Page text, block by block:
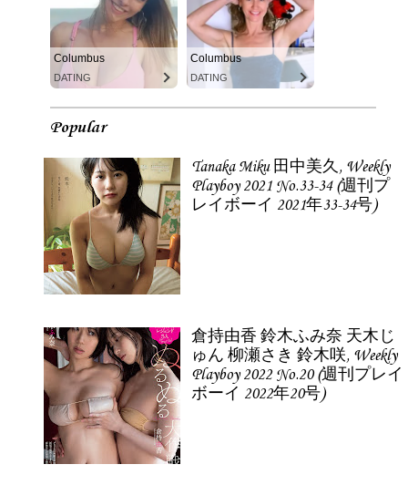
Columbus
DATING
Columbus
DATING
Popular
Tanaka Miku 田中美久, Weekly
Playboy 2021 No.33-34 (週刊プ
レイボーイ 2021年33-34号)
倉持由香 鈴木ふみ奈 天木じ
ゅん 柳瀬さき 鈴木咲, Weekly
Playboy 2022 No.20 (週刊プレイ
ボーイ 2022年20号)